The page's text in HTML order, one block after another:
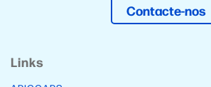
Contacte-nos
Links